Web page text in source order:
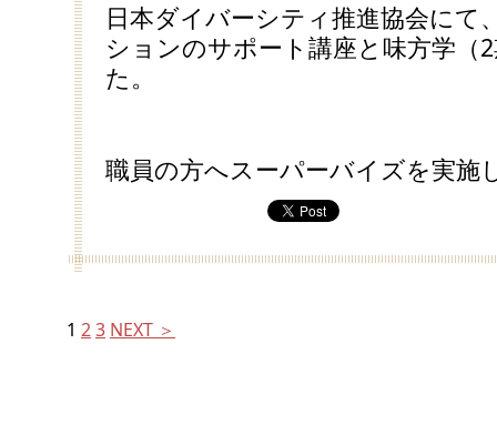
日本ダイバーシティ推進協会にて
ションのサポート講座と味方学（
た。
職員の方へスーパーバイズを実施
1 23 NEXT ＞